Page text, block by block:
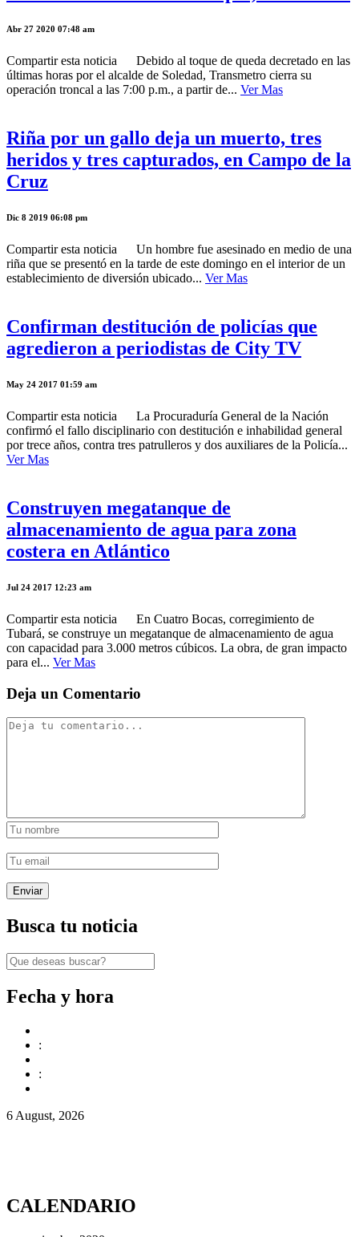
Abr 27 2020 07:48 am
Compartir esta noticia Debido al toque de queda decretado en las
últimas horas por el alcalde de Soledad, Transmetro cierra su
operación troncal a las 7:00 p.m., a partir de... Ver Mas
Riña por un gallo deja un muerto, tres
heridos y tres capturados, en Campo de la
Cruz
Dic 8 2019 06:08 pm
Compartir esta noticia Un hombre fue asesinado en medio de una
riña que se presentó en la tarde de este domingo en el interior de un
establecimiento de diversión ubicado... Ver Mas
Confirman destitución de policías que
agredieron a periodistas de City TV
May 24 2017 01:59 am
Compartir esta noticia La Procuraduría General de la Nación
confirmó el fallo disciplinario con destitución e inhabilidad general
por trece años, contra tres patrulleros y dos auxiliares de la Policía...
Ver Mas
Construyen megatanque de
almacenamiento de agua para zona
costera en Atlántico
Jul 24 2017 12:23 am
Compartir esta noticia En Cuatro Bocas, corregimiento de
Tubará, se construye un megatanque de almacenamiento de agua
con capacidad para 3.000 metros cúbicos. La obra, de gran impacto
para el... Ver Mas
Deja un Comentario
Busca tu noticia
Fecha y hora
:
:
6 August, 2026
CALENDARIO